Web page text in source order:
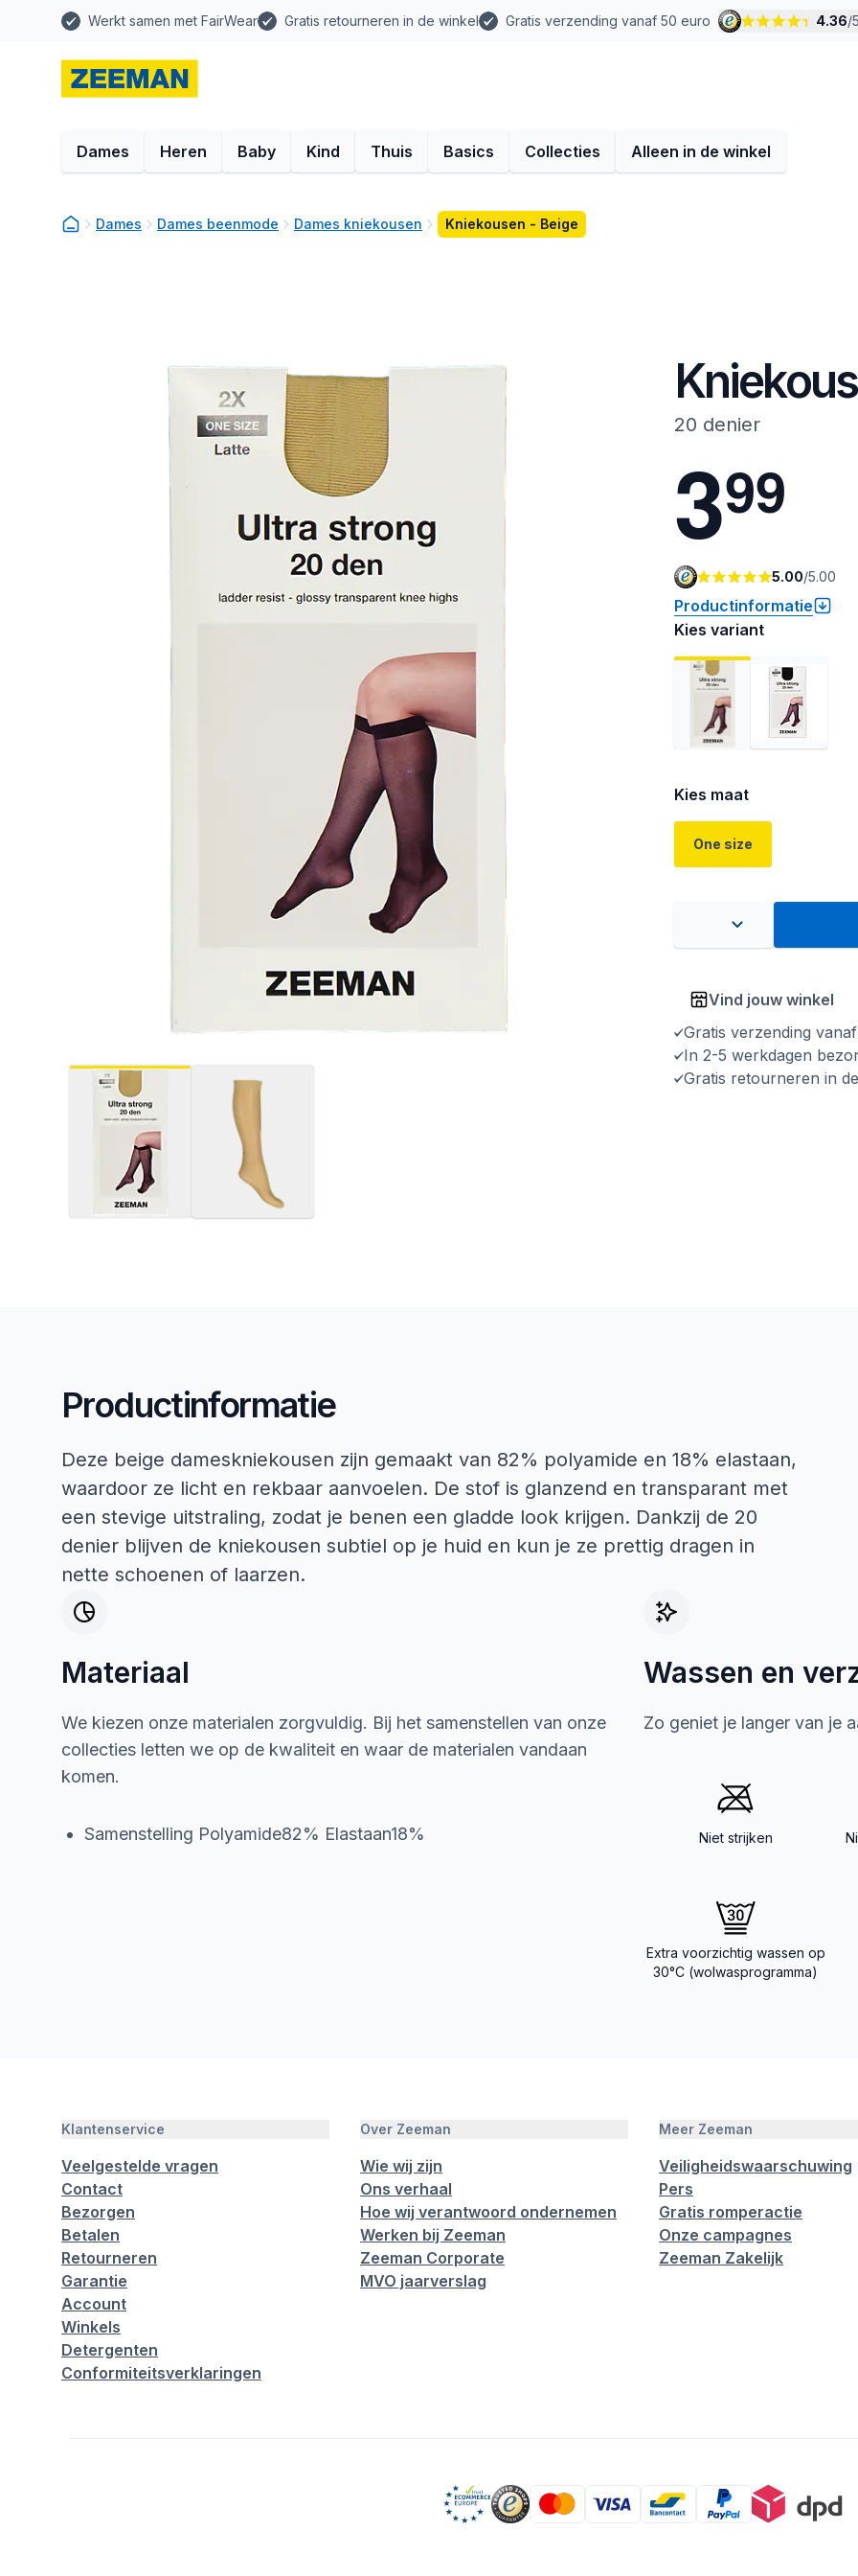
Werkt samen met FairWear Gratis retourneren in de winkel Gratis verzending vanaf 50 euro 4.36/
Dames Heren Baby Kind Thuis Basics Collecties Alleen in de winkel
Dames Dames beenmode Dames kniekousen Kniekousen - Beige
20 denier
399
5.00/5.00
Productinformatie
Kies variant
Kies maat
One size
Vind jouw winkel
Gratis verzending
In 2-5 werkdagen
Gratis retourneren in
Productinformatie
Deze beige dameskniekousen zijn gemaakt van 82% polyamide en 18% elastaan,
waardoor ze licht en rekbaar aanvoelen. De stof is glanzend en transparant met
een stevige uitstraling, zodat je benen een gladde look krijgen. Dankzij de 20
denier blijven de kniekousen subtiel op je huid en kun je ze prettig dragen in
nette schoenen of laarzen.
Materiaal
We kiezen onze materialen zorgvuldig. Bij het samenstellen van onze
collecties letten we op de kwaliteit en waar de materialen vandaan
komen.
Samenstelling Polyamide82% Elastaan18%
Wassen en
Zo geniet je langer van je
Niet strijken
Extra voorzichtig wassen op
30°C (wolwasprogramma)
Klantenservice
Veelgestelde vragen
Contact
Bezorgen
Betalen
Retourneren
Garantie
Account
Winkels
Detergenten
Conformiteitsverklaringen
Over Zeeman
Wie wij zijn
Ons verhaal
Hoe wij verantwoord ondernemen
Werken bij Zeeman
Zeeman Corporate
MVO jaarverslag
Meer Zeeman
Veiligheidswaarschuwing
Pers
Gratis romperactie
Onze campagnes
Zeeman Zakelijk